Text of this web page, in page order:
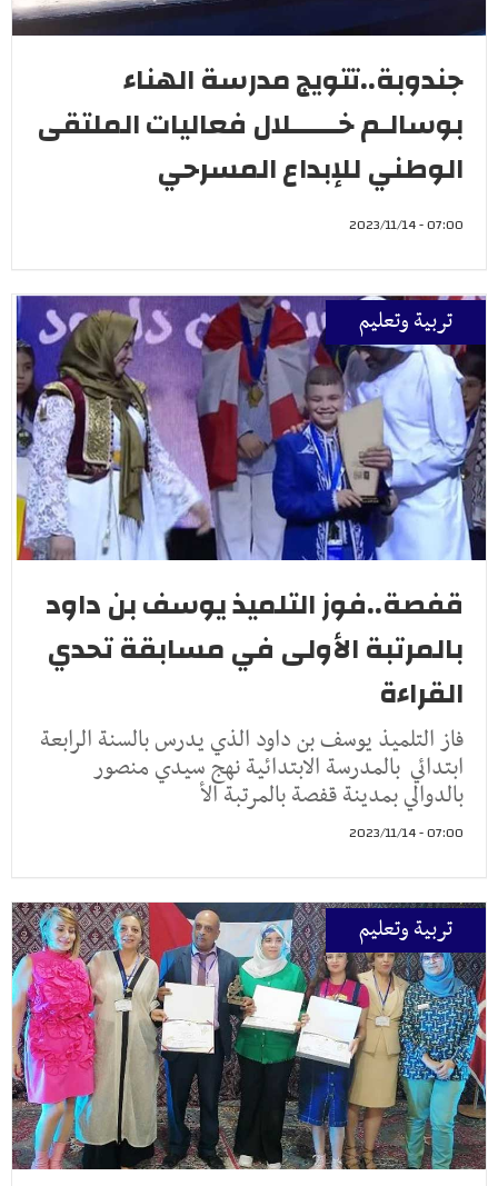
جندوبة..تتويج مدرسة الهناء
بوسالـم خــــــلال فعاليات الملتقى
الوطني للإبداع المسرحي
07:00 - 2023/11/14
تربية وتعليم
قفصة..فوز التلميذ يوسف بن داود
بالمرتبة الأولى في مسابقة تحدي
القراءة
فاز التلميذ يوسف بن داود الذي يدرس بالسنة الرابعة
ابتدائي بالمدرسة الابتدائية نهج سيدي منصور
بالدوالي بمدينة قفصة بالمرتبة الأ
07:00 - 2023/11/14
تربية وتعليم